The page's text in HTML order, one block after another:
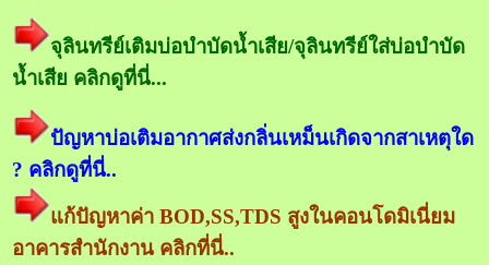
จุลินทรีย์เติมบ่อบำบัดน้ำเสีย/จุลินทรีย์ใส่บ่อบำบัด
น้ำเสีย คลิกดูที่นี่...
ปัญหาบ่อเติมอากาศส่งกลิ่นเหม็นเกิดจากสาเหตุใด
? คลิกดูที่นี่..
แก้ปัญหาค่า BOD,SS,TDS สูงในคอนโดมิเนี่ยม
อาคารสำนักงาน คลิกที่นี่..